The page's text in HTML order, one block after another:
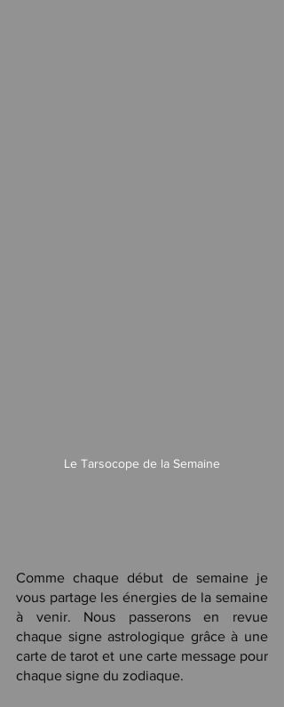
Le Tarsocope de la Semaine
Comme chaque début de semaine je
vous partage les énergies de la semaine
à venir. Nous passerons en revue
chaque signe astrologique grâce à une
carte de tarot et une carte message pour
chaque signe du zodiaque.